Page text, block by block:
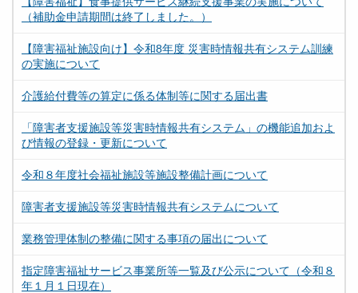
（補助金申請期間は終了しました。）
【障害福祉施設向け】令和8年度 災害時情報共有システム訓練
の実施について
介護給付費等の算定に係る体制等に関する届出書
「障害者支援施設等災害時情報共有システム」の機能追加およ
び情報の登録・更新について
令和８年度社会福祉施設等施設整備計画について
障害者支援施設等災害時情報共有システムについて
業務管理体制の整備に関する事項の届出について
指定障害福祉サービス事業所等一覧及び公示について（令和８
年１月１日現在）